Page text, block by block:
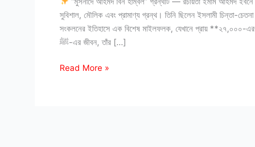
সুবিশাল, মৌলিক এবং প্রামাণ্য গ্রন্থ। তিনি ছিলেন ইসলামী চিন্তা-
সংকলনের ইতিহাসে এক বিশেষ মাইলফলক, যেখানে প্রায় **২৭,০০০-
ﷺ-এর জীবন, তাঁর […]
মুসনাদে
Read More »